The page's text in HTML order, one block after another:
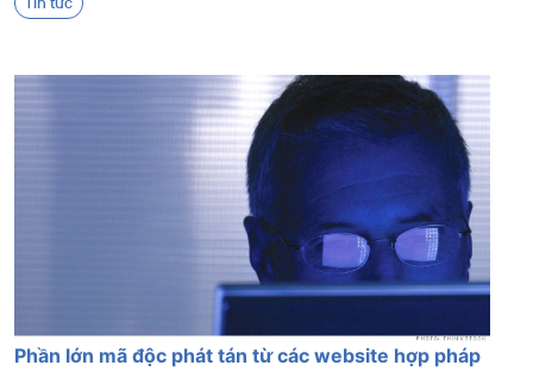
Phần lớn mã độc phát tán từ các website hợp pháp